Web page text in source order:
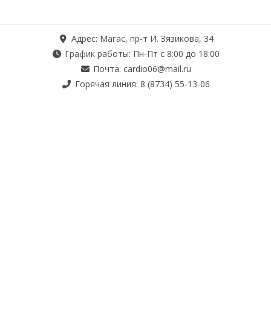
Адрес: Магас, пр-т И. Зязикова, 34
График работы: Пн-Пт с 8:00 до 18:00
Почта: cardio06@mail.ru
Горячая линия: 8 (8734) 55-13-06